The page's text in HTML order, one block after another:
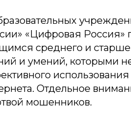
«Цифровая Россия»
среднего и
и умений, которыми
Отдельное
мошенников.